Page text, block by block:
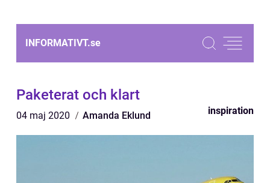
INFORMATIVT.se
Paketerat och klart
04 maj 2020 Amanda Eklund inspiration